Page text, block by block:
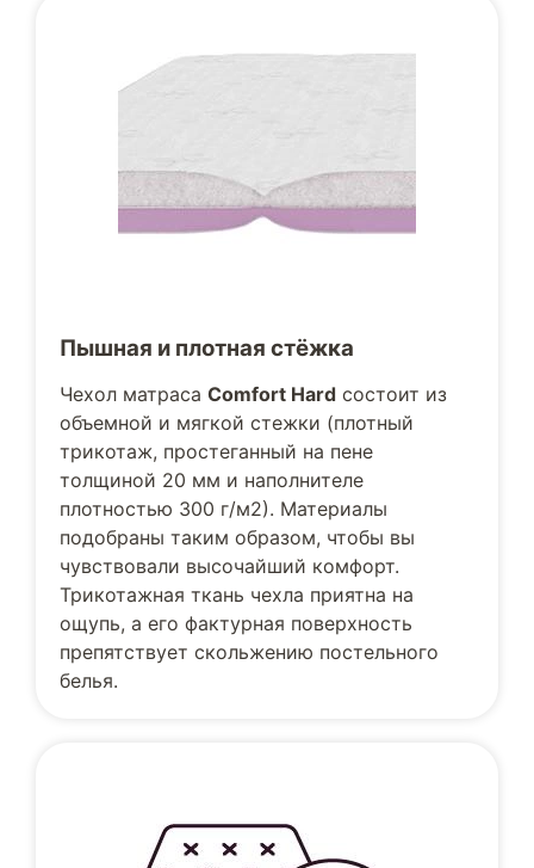
Пышная и плотная стёжка
Чехол матраса Comfort Hard состоит из
объемной и мягкой стежки (плотный
трикотаж, простеганный на пене
толщиной 20 мм и наполнителе
плотностью 300 г/м2). Материалы
подобраны таким образом, чтобы вы
чувствовали высочайший комфорт.
Трикотажная ткань чехла приятна на
ощупь, а его фактурная поверхность
препятствует скольжению постельного
белья.